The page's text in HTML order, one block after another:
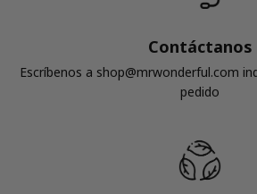
Contáctanos
Escríbenos a shop@mrwonderful.com
pedido